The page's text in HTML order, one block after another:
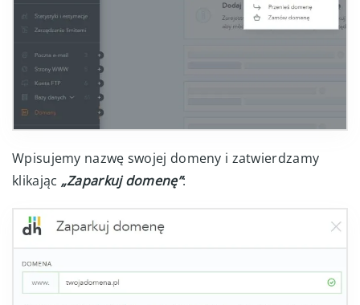
Wpisujemy nazwę swojej domeny i zatwierdzamy
klikając „Zaparkuj domenę”: